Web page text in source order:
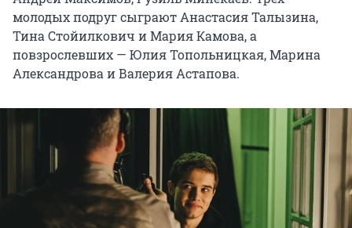
молодых подруг сыграют Анастасия Талызина,
Тина Стойилкович и Мария Камова, а
повзрослевших — Юлия Топольницкая, Марина
Александрова и Валерия Астапова.